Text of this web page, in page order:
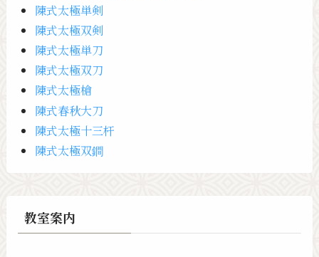
陳式太極単剣
陳式太極双剣
陳式太極単刀
陳式太極双刀
陳式太極槍
陳式春秋大刀
陳式太極十三杆
陳式太極双鐧
教室案内